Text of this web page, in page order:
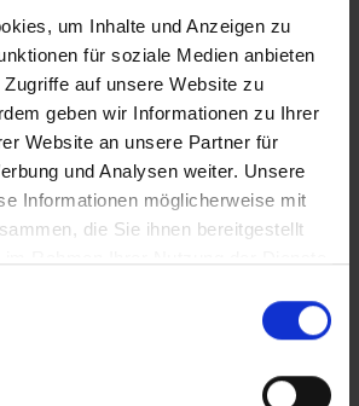
um Inhalte und Anzeigen zu
für soziale Medien anbieten
auf unsere Website zu
geben wir Informationen zu Ihrer
Website an unsere Partner für
und Analysen weiter. Unsere
Informationen möglicherweise mit
die Sie ihnen bereitgestellt